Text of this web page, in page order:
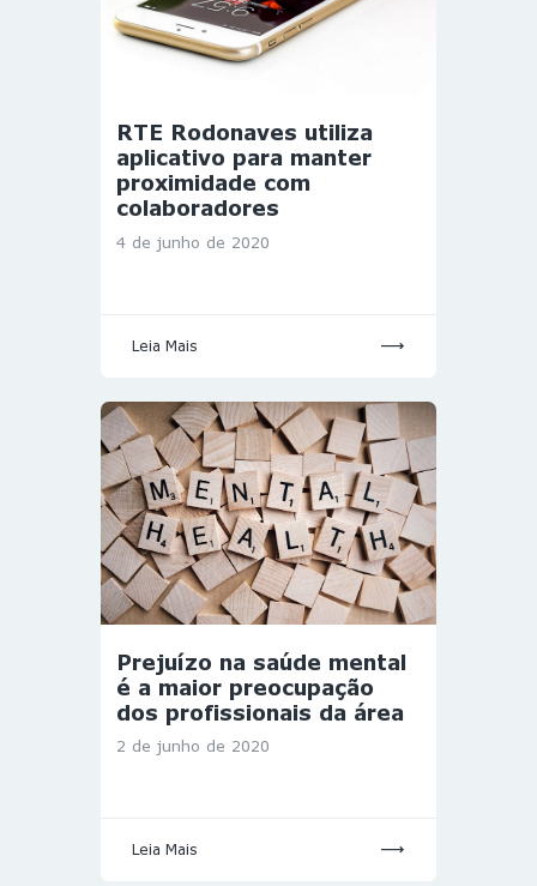
RTE Rodonaves utiliza
aplicativo para manter
proximidade com
colaboradores
4 de junho de 2020
Leia Mais
Prejuízo na saúde mental
é a maior preocupação
dos profissionais da área
2 de junho de 2020
Leia Mais